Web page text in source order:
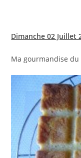
Dimanche 02 Juillet
Ma gourmandise